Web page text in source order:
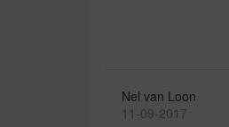
Nel van Loon
11-09-2017